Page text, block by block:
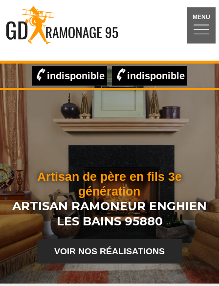
MENU
indisponible indisponible
Artisan de père en fils 3e
génération
ARTISAN RAMONEUR ENGHIEN
LES BAINS 95880
VOIR NOS RÉALISATIONS